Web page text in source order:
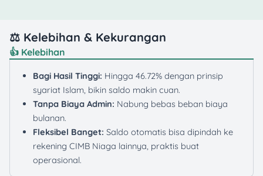
⚖️ Kelebihan & Kekurangan
👍 Kelebihan
Bagi Hasil Tinggi: Hingga 46.72% dengan prinsip
syariat Islam, bikin saldo makin cuan.
Tanpa Biaya Admin: Nabung bebas beban biaya
bulanan.
Fleksibel Banget: Saldo otomatis bisa dipindah ke
rekening CIMB Niaga lainnya, praktis buat
operasional.